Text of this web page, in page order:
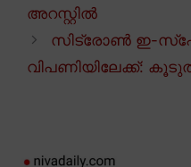
അറസ്റ്റിൽ
സിട്രോൺ ഇ-
വിപണിയിലേക്ക്: